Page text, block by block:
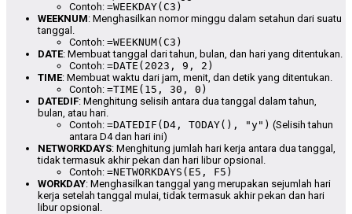
Contoh: =WEEKDAY(C3)
WEEKNUM: Menghasilkan nomor minggu dalam setahun dari suatu
tanggal.
Contoh: =WEEKNUM(C3)
DATE: Membuat tanggal dari tahun, bulan, dan hari yang ditentukan.
Contoh: =DATE(2023, 9, 2)
TIME: Membuat waktu dari jam, menit, dan detik yang ditentukan.
Contoh: =TIME(15, 30, 0)
DATEDIF: Menghitung selisih antara dua tanggal dalam tahun,
bulan, atau hari.
Contoh: =DATEDIF(D4, TODAY(), "y") (Selisih tahun
antara D4 dan hari ini)
NETWORKDAYS: Menghitung jumlah hari kerja antara dua tanggal,
tidak termasuk akhir pekan dan hari libur opsional.
Contoh: =NETWORKDAYS(E5, F5)
WORKDAY: Menghasilkan tanggal yang merupakan sejumlah hari
kerja setelah tanggal mulai, tidak termasuk akhir pekan dan hari
libur opsional.